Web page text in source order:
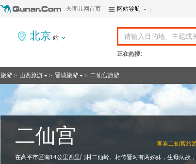
去哪儿网首页 网站导航
北京 站
正在热搜:
旅游 > 山西旅游 > 晋城旅游 > 二仙宫旅游
查看二仙宫旅
二仙宫
在高平市区南14公里西里门村二仙岭。相传晋时有两姊妹，生母病故